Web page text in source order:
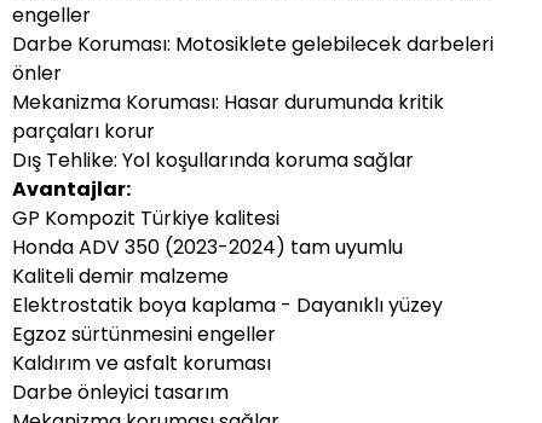
engeller
Darbe Koruması: Motosiklete gelebilecek darbeleri
önler
Mekanizma Koruması: Hasar durumunda kritik
parçaları korur
Dış Tehlike: Yol koşullarında koruma sağlar
Avantajlar:
GP Kompozit Türkiye kalitesi
Honda ADV 350 (2023-2024) tam uyumlu
Kaliteli demir malzeme
Elektrostatik boya kaplama - Dayanıklı yüzey
Egzoz sürtünmesini engeller
Kaldırım ve asfalt koruması
Darbe önleyici tasarım